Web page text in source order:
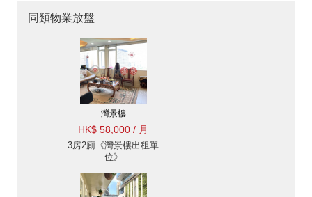
同類物業放盤
灣景樓
HK$ 58,000 / 月
3房2廁《灣景樓出租單
位》